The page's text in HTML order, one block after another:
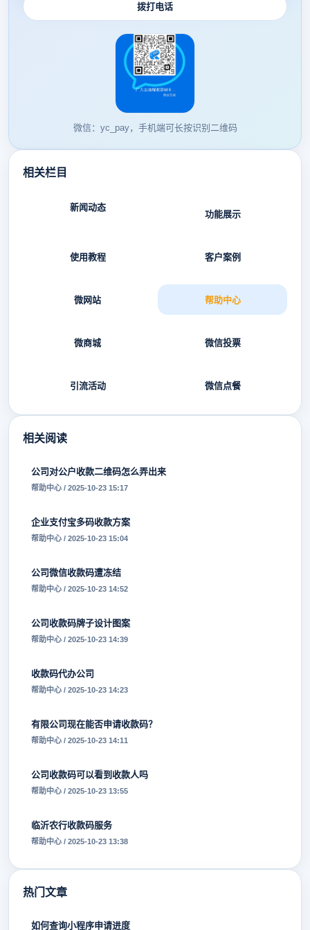
拨打电话
微信：yc_pay，手机端可长按识别二维码
相关栏目
新闻动态
功能展示
使用教程 客户案例
微网站 帮助中心
微商城 微信投票
引流活动 微信点餐
相关阅读
公司对公户收款二维码怎么弄出来
帮助中心 / 2025-10-23 15:17
企业支付宝多码收款方案
帮助中心 / 2025-10-23 15:04
公司微信收款码遭冻结
帮助中心 / 2025-10-23 14:52
公司收款码牌子设计图案
帮助中心 / 2025-10-23 14:39
收款码代办公司
帮助中心 / 2025-10-23 14:23
有限公司现在能否申请收款码？
帮助中心 / 2025-10-23 14:11
公司收款码可以看到收款人吗
帮助中心 / 2025-10-23 13:55
临沂农行收款码服务
帮助中心 / 2025-10-23 13:38
热门文章
如何查询小程序申请进度